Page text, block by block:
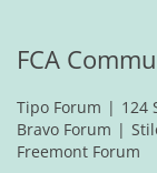
FCA
Tipo Forum 124
Bravo Forum
Freemont Forum